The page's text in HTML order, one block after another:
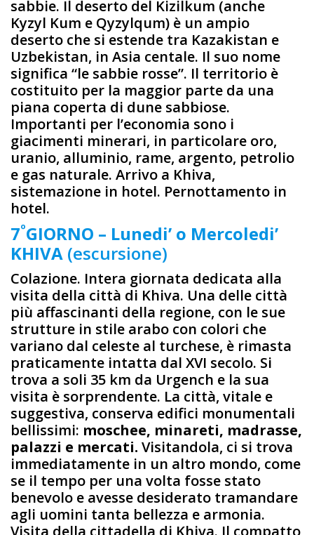
sabbie. Il deserto del Kizilkum (anche
Kyzyl Kum e Qyzylqum) è un ampio
deserto che si estende tra Kazakistan e
Uzbekistan, in Asia centale. Il suo nome
significa “le sabbie rosse”. Il territorio è
costituito per la maggior parte da una
piana coperta di dune sabbiose.
Importanti per l’economia sono i
giacimenti minerari, in particolare oro,
uranio, alluminio, rame, argento, petrolio
e gas naturale. Arrivo a Khiva,
sistemazione in hotel. Pernottamento in
hotel.
7ºGIORNO – Lunedi’ o Mercoledi’
KHIVA (escursione)
Colazione. Intera giornata dedicata alla
visita della città di Khiva. Una delle città
più affascinanti della regione, con le sue
strutture in stile arabo con colori che
variano dal celeste al turchese, è rimasta
praticamente intatta dal XVI secolo. Si
trova a soli 35 km da Urgench e la sua
visita è sorprendente. La città, vitale e
suggestiva, conserva edifici monumentali
bellissimi: moschee, minareti, madrasse,
palazzi e mercati. Visitandola, ci si trova
immediatamente in un altro mondo, come
se il tempo per una volta fosse stato
benevolo e avesse desiderato tramandare
agli uomini tanta bellezza e armonia.
Visita della cittadella di Khiva. Il compatto